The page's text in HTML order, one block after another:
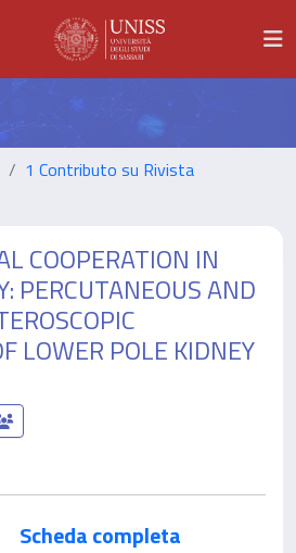
1 Contributo su Rivista
COOPERATION IN
PERCUTANEOUS AND
LOWER POLE KIDNEY
Scheda completa